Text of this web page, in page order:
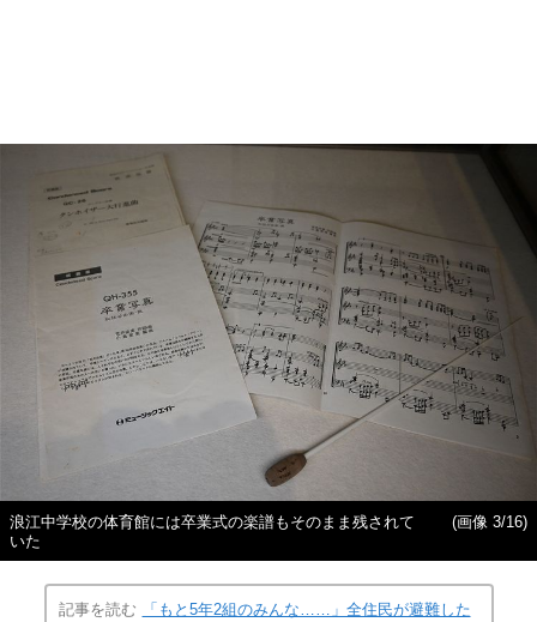
浪江中学校の体育館には卒業式の楽譜もそのまま残されて
いた
(画像 3/16)
記事を読む
「もと5年2組のみんな……」全住民が避難した